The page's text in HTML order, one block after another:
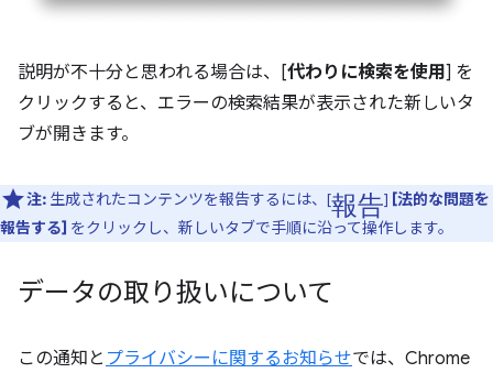
説明が不十分と思われる場合は、[代わりに検索を使用] を
クリックすると、エラーの検索結果が表示された新しいタ
ブが開きます。
注: 生成されたコンテンツを報告するには、[報告] [法的な問題を
報告する] をクリックし、新しいタブで手順に沿って操作します。
データの取り扱いについて
この通知と プライバシーに関するお知らせでは、Chrome